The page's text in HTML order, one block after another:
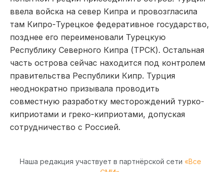
ввела войска на север Кипра и провозгласила
там Кипро-Турецкое федеративное государство,
позднее его переименовали Турецкую
Республику Северного Кипра (ТРСК). Остальная
часть острова сейчас находится под контролем
правительства Республики Кипр. Турция
неоднократно призывала проводить
совместную разработку месторождений турко-
киприотами и греко-киприотами, допуская
сотрудничество с Россией.
Наша редакция участвует в партнёрской сети «Все